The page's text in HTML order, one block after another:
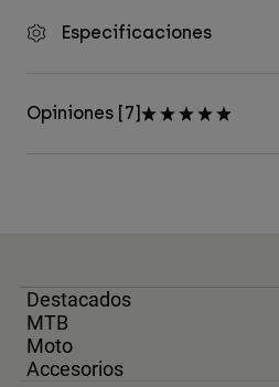
Especificaciones
Opiniones [7]
Destacados
MTB
Moto
Accesorios